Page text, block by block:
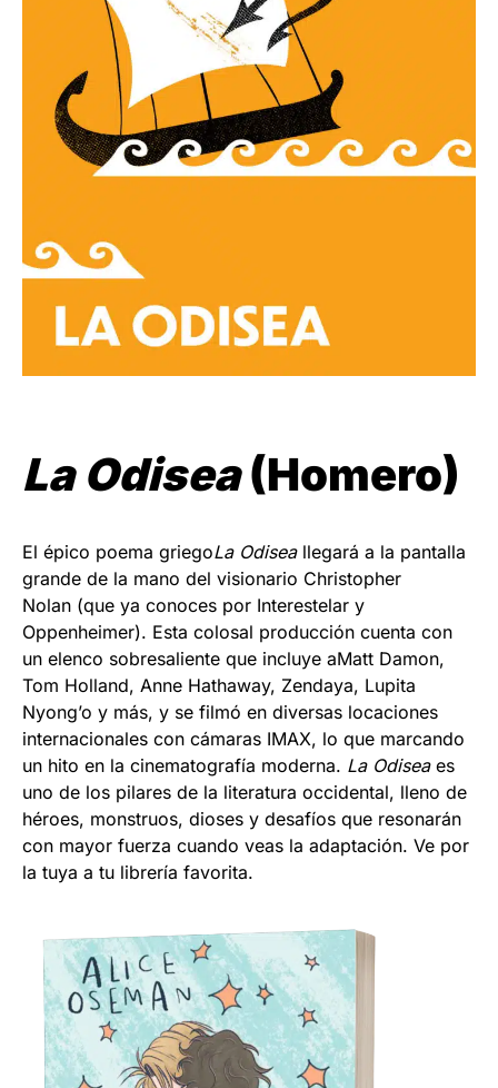
La Odisea(Homero)
El épico poema griegoLa Odiseallegará a la pantalla
grande de la mano del visionario Christopher
Nolan (que ya conoces por Interestelar y
Oppenheimer). Esta colosal producción cuenta con
un elenco sobresaliente que incluye aMatt Damon,
Tom Holland, Anne Hathaway, Zendaya, Lupita
Nyong’o y más, y se filmó en diversas locaciones
internacionales con cámaras IMAX, lo que marcando
un hito en la cinematografía moderna. La Odiseaes
uno de los pilares de la literatura occidental, lleno de
héroes, monstruos, dioses y desafíos que resonarán
con mayor fuerza cuando veas la adaptación. Ve por
la tuya a tu librería favorita.